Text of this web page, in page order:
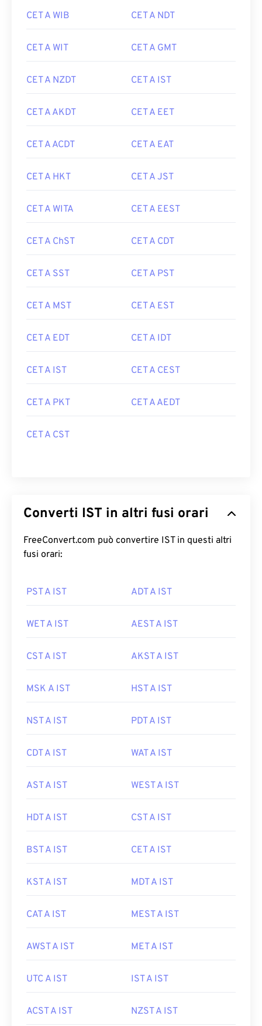
CET A WIB CET A NDT
CET A WIT CET A GMT
CET A NZDT CET A IST
CET A AKDT CET A EET
CET A ACDT CET A EAT
CET A HKT CET A JST
CET A WITA CET A EEST
CET A ChST CET A CDT
CET A SST CET A PST
CET A MST CET A EST
CET A EDT CET A IDT
CET A IST CET A CEST
CET A PKT CET A AEDT
CET A CST
Converti IST in altri fusi orari
FreeConvert.com può convertire IST in questi altri
fusi orari:
PST A IST ADT A IST
WET A IST AEST A IST
CST A IST AKST A IST
MSK A IST HST A IST
NST A IST PDT A IST
CDT A IST WAT A IST
AST A IST WEST A IST
HDT A IST CST A IST
BST A IST CET A IST
KST A IST MDT A IST
CAT A IST MEST A IST
AWST A IST MET A IST
UTC A IST IST A IST
ACST A IST NZST A IST